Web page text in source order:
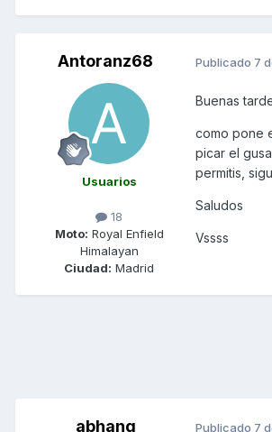
Antoranz68
Usuarios
18
Moto: Royal Enfield
Himalayan
Ciudad: Madrid
Publicado 7
Buenas
como pone
picar el
permitis,
Saludos
Vssss
abhang Publicado 7